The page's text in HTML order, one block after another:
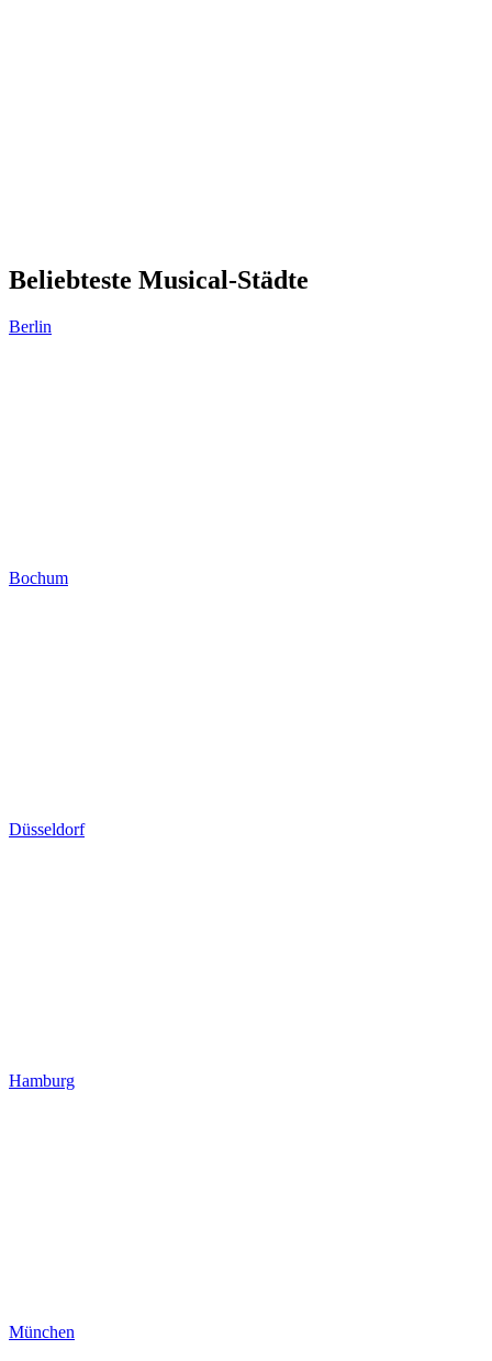
Beliebteste Musical-Städte
Berlin
Bochum
Düsseldorf
Hamburg
München